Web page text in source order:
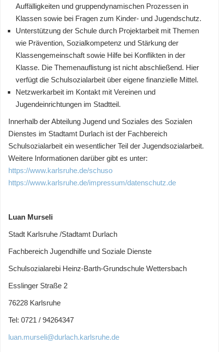
Auffälligkeiten und gruppendynamischen Prozessen in
Klassen sowie bei Fragen zum Kinder- und Jugendschutz.
Unterstützung der Schule durch Projektarbeit mit Themen
wie Prävention, Sozialkompetenz und Stärkung der
Klassengemeinschaft sowie Hilfe bei Konflikten in der
Klasse. Die Themenauflistung ist nicht abschließend. Hier
verfügt die Schulsozialarbeit über eigene finanzielle Mittel.
Netzwerkarbeit im Kontakt mit Vereinen und
Jugendeinrichtungen im Stadtteil.
Innerhalb der Abteilung Jugend und Soziales des Sozialen
Dienstes im Stadtamt Durlach ist der Fachbereich
Schulsozialarbeit ein wesentlicher Teil der Jugendsozialarbeit.
Weitere Informationen darüber gibt es unter:
https://www.karlsruhe.de/schuso
https://www.karlsruhe.de/impressum/datenschutz.de
Luan Murseli
Stadt Karlsruhe /Stadtamt Durlach
Fachbereich Jugendhilfe und Soziale Dienste
Schulsozialarebi Heinz-Barth-Grundschule Wettersbach
Esslinger Straße 2
76228 Karlsruhe
Tel: 0721 / 94264347
luan.murseli@durlach.karlsruhe.de